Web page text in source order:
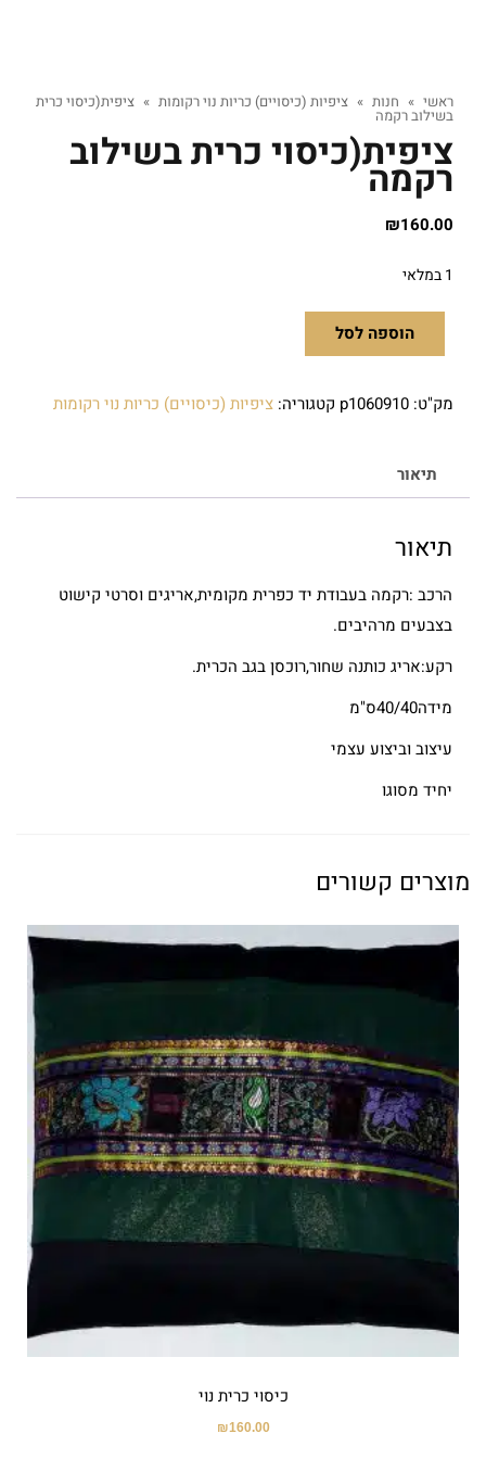
ראשי » חנות » ציפיות (כיסויים) כריות נוי רקומות » ציפית(כיסוי כרית
בשילוב רקמה
ציפית(כיסוי כרית בשילוב
רקמה
₪160.00
1 במלאי
הוספה לסל
מק"ט: p1060910 קטגוריה: ציפיות (כיסויים) כריות נוי רקומות
תיאור
תיאור
הרכב :רקמה בעבודת יד כפרית מקומית,אריגים וסרטי קישוט
בצבעים מרהיבים.
רקע:אריג כותנה שחור,רוכסן בגב הכרית.
מידה40/40ס"מ
עיצוב וביצוע עצמי
יחיד מסוגו
מוצרים קשורים
כיסוי כרית נוי
₪160.00